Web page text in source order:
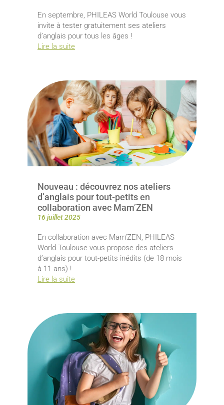
En septembre, PHILEAS World Toulouse vous
invite à tester gratuitement ses ateliers
d’anglais pour tous les âges !
Lire la suite
Nouveau : découvrez nos ateliers
d’anglais pour tout-petits en
collaboration avec Mam’ZEN
16 juillet 2025
En collaboration avec Mam’ZEN, PHILEAS
World Toulouse vous propose des ateliers
d’anglais pour tout-petits inédits (de 18 mois
à 11 ans) !
Lire la suite